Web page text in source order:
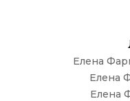
Елена
Елена
Елена